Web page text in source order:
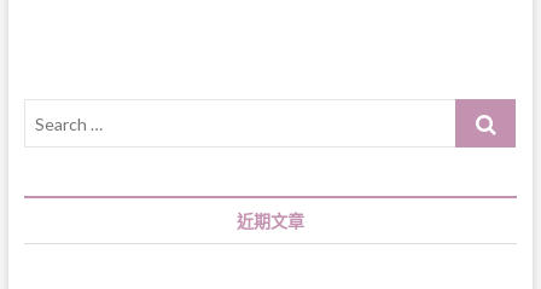
Search
近期文章